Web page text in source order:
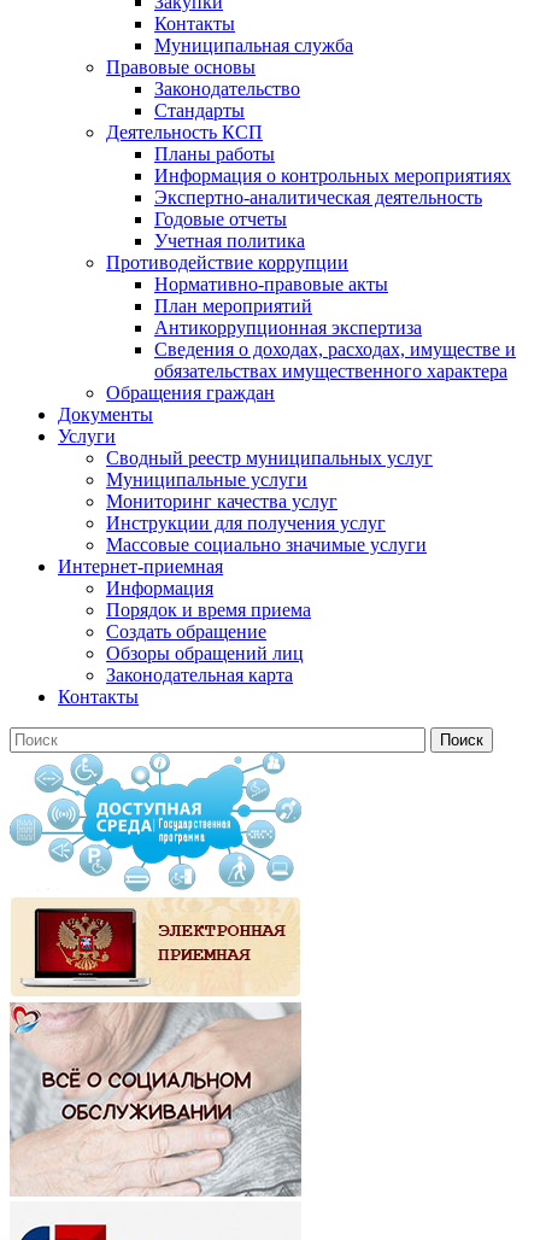
Контакты
Муниципальная служба
Правовые основы
Законодательство
Стандарты
Деятельность КСП
Планы работы
Информация о контрольных мероприятиях
Экспертно-аналитическая деятельность
Годовые отчеты
Учетная политика
Противодействие коррупции
Нормативно-правовые акты
План мероприятий
Антикоррупционная экспертиза
Сведения о доходах, расходах, имуществе и
обязательствах имущественного характера
Обращения граждан
Документы
Услуги
Сводный реестр муниципальных услуг
Муниципальные услуги
Мониторинг качества услуг
Инструкции для получения услуг
Массовые социально значимые услуги
Интернет-приемная
Информация
Порядок и время приема
Создать обращение
Обзоры обращений лиц
Законодательная карта
Контакты